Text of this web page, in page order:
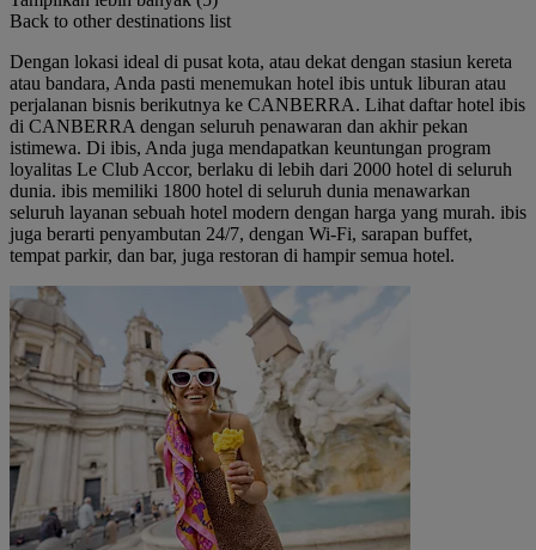
Back to other destinations list
Dengan lokasi ideal di pusat kota, atau dekat dengan stasiun kereta
atau bandara, Anda pasti menemukan hotel ibis untuk liburan atau
perjalanan bisnis berikutnya ke CANBERRA. Lihat daftar hotel ibis
di CANBERRA dengan seluruh penawaran dan akhir pekan
istimewa. Di ibis, Anda juga mendapatkan keuntungan program
loyalitas Le Club Accor, berlaku di lebih dari 2000 hotel di seluruh
dunia. ibis memiliki 1800 hotel di seluruh dunia menawarkan
seluruh layanan sebuah hotel modern dengan harga yang murah. ibis
juga berarti penyambutan 24/7, dengan Wi-Fi, sarapan buffet,
tempat parkir, dan bar, juga restoran di hampir semua hotel.